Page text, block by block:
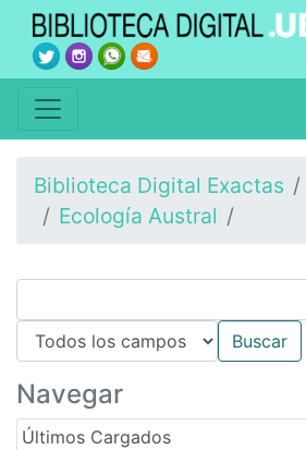
Biblioteca Digital Exactas
Ecología Austral
Navegar
Últimos Cargados